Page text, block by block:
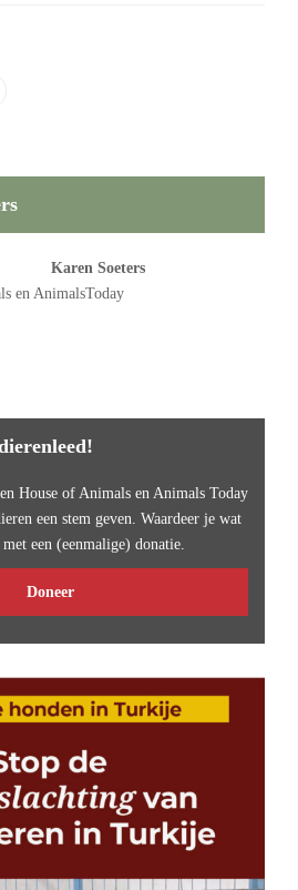
Karen Soeters
en AnimalsToday
House of Animals en Animals Today
een stem geven. Waardeer je wat
een (eenmalige) donatie.
Doneer